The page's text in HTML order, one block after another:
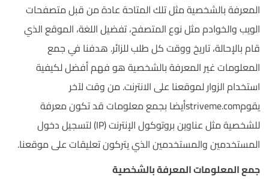
المعرفة بالشخصية مثل تلك المتاحة عادة من قبل متصفحات
الويب والخوادم مثل نوع المتصفح، تفضيل اللغة، الموقع الذي
قام بالإحالة، تاريخ ووقت كل طلب للزائر. هدفنا في جمع
المعلومات غير المعرفة بالشخصية هو فهم أفضل لكيفية
استخدام الزوار لموقعنا على الانترنت. من وقت لآخر
يقومstriveme.comأيضا بجمع معلومات قد تكون معرفة
للشخصية مثل عناوين بروتوكول الإنترنت (IP) لتسجيل دخول
المستخدمين والمستخدمين الذي يتركون تعليقات على موقعنا.
جمع المعلومات المعرفة بالشخصية